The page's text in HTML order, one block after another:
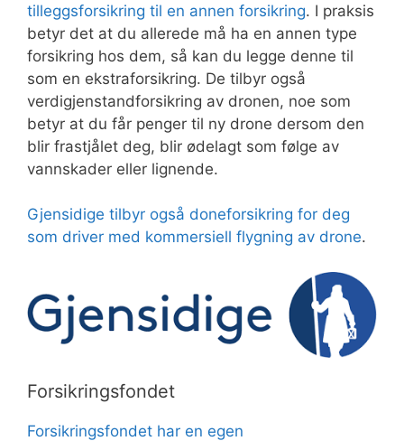
tilleggsforsikring til en annen forsikring. I praksis
betyr det at du allerede må ha en annen type
forsikring hos dem, så kan du legge denne til
som en ekstraforsikring. De tilbyr også
verdigjenstandforsikring av dronen, noe som
betyr at du får penger til ny drone dersom den
blir frastjålet deg, blir ødelagt som følge av
vannskader eller lignende.
Gjensidige tilbyr også doneforsikring for deg
som driver med kommersiell flygning av drone.
Forsikringsfondet
Forsikringsfondet har en egen